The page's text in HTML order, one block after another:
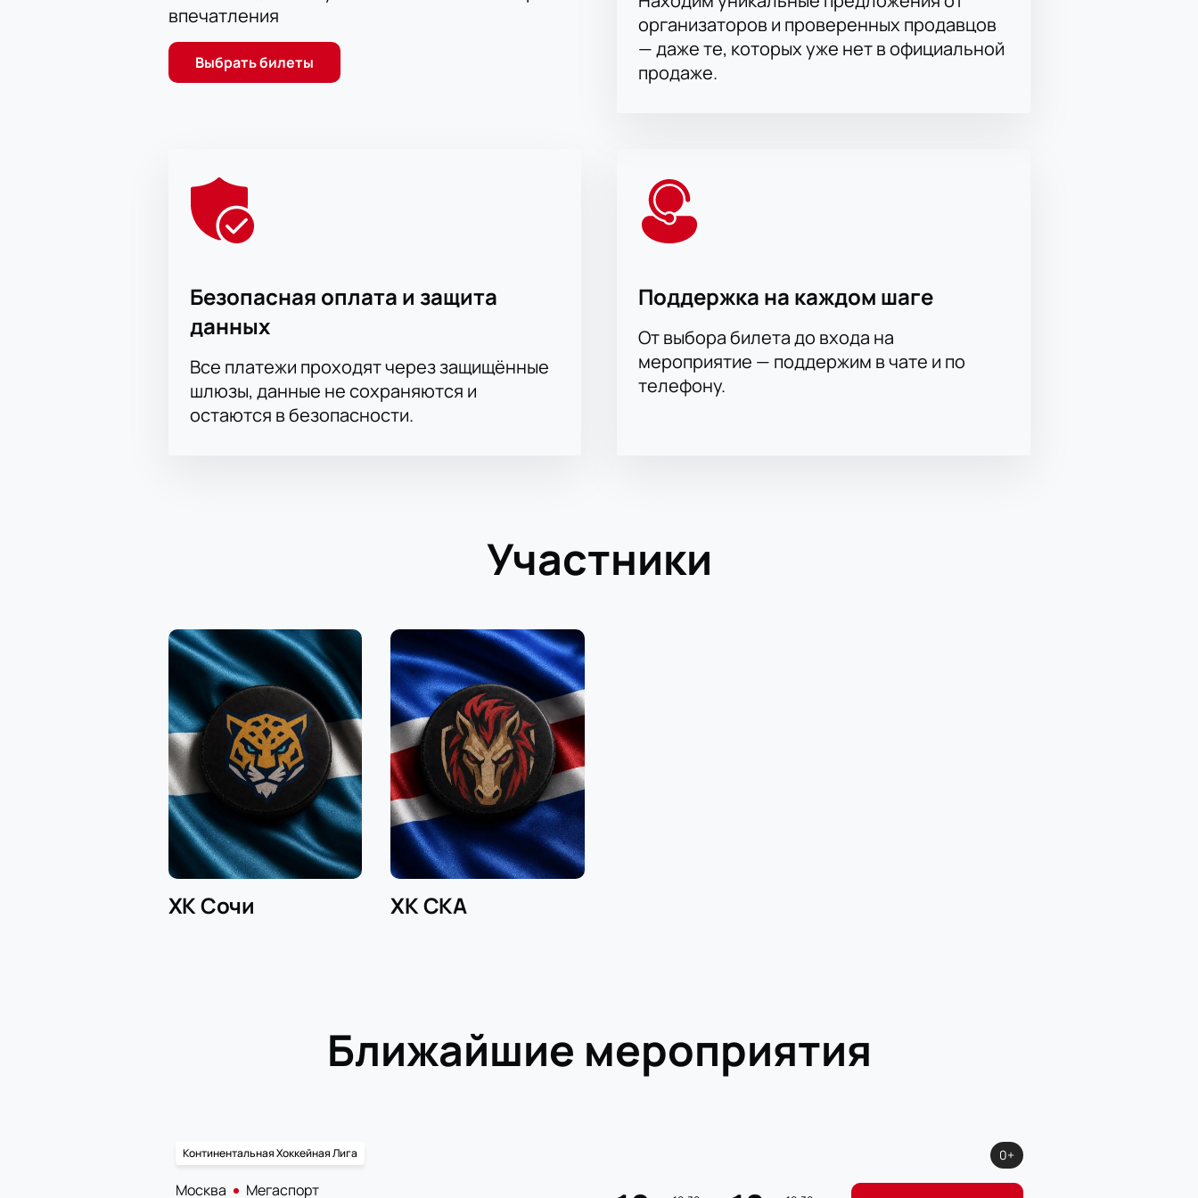
впечатления
Выбрать билеты
организаторов и проверенных продавцов
— даже те, которых уже нет в официальной
продаже.
Безопасная оплата и защита
данных
Все платежи проходят через защищённые
шлюзы, данные не сохраняются и
остаются в безопасности.
Поддержка на каждом шаге
От выбора билета до входа на
мероприятие — поддержим в чате и по
телефону.
Участники
ХК Сочи ХК СКА
Ближайшие мероприятия
Континентальная Хоккейная Лига
Москва Мегаспорт
0+